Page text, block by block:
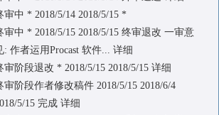
审中 * 2018/5/14 2018/5/15 *
审中 * 2018/5/15 2018/5/15 终审退改 一审意
: 作者运用Procast 软件... 详细
审阶段退改 * 2018/5/15 2018/5/15 详细
审阶段作者修改稿件 2018/5/15 2018/6/4
5/15 完成 详细